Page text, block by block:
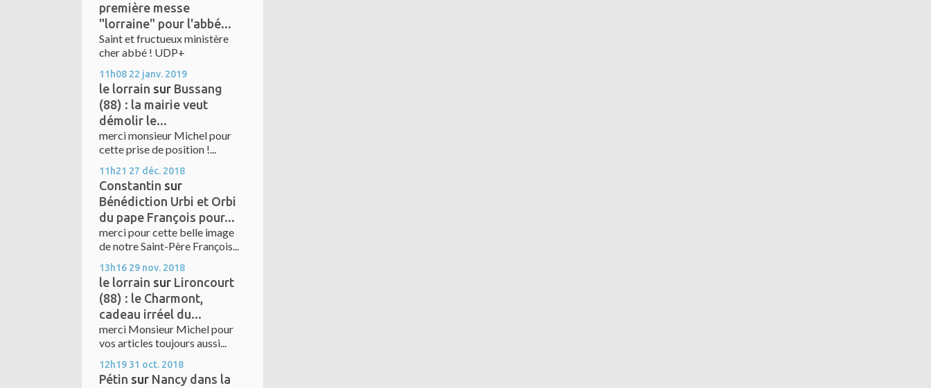
première messe
"lorraine" pour l'abbé...
Saint et fructueux ministère
cher abbé ! UDP+
11h08 22 janv. 2019
le lorrain sur Bussang
(88) : la mairie veut
démolir le...
merci monsieur Michel pour
cette prise de position !...
11h21 27 déc. 2018
Constantin sur
Bénédiction Urbi et Orbi
du pape François pour...
merci pour cette belle image
de notre Saint-Père François...
13h16 29 nov. 2018
le lorrain sur Lironcourt
(88) : le Charmont,
cadeau irréel du...
merci Monsieur Michel pour
vos articles toujours aussi...
12h19 31 oct. 2018
Pétin sur Nancy dans la